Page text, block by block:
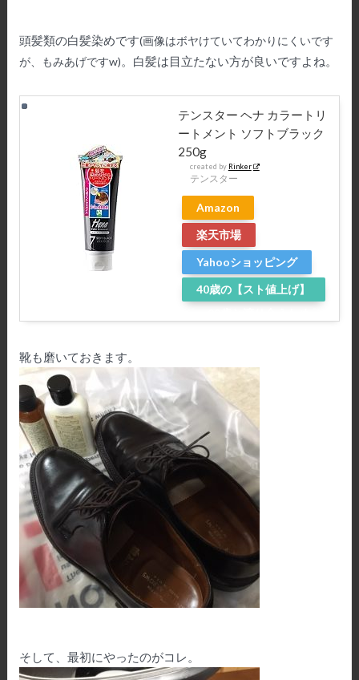
頭髪類の白髪染めです(画像はボヤけていてわかりにくいです
が、もみあげですw) 。白髪は目立たない方が良いですよね。
テンスター ヘナ カラートリ
ートメント ソフトブラック
250g
created by Rinker
テンスター
Amazon
楽天市場
Yahooショッピング
40歳の【スト値上げ】
靴も磨いておきます。
そして、最初にやったのがコレ。